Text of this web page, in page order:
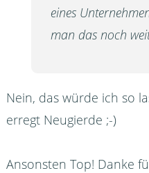
eines
man das noch
Nein, das würde ich so
erregt Neugierde ;-)
Ansonsten Top! Danke